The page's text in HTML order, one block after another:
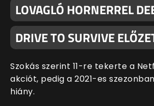
LOVAGLÓ HORNERREL
DRIVE TO SURVIVE
Szokás szerint 11-re tekerte a
akciót, pedig a 2021-es
hiány.